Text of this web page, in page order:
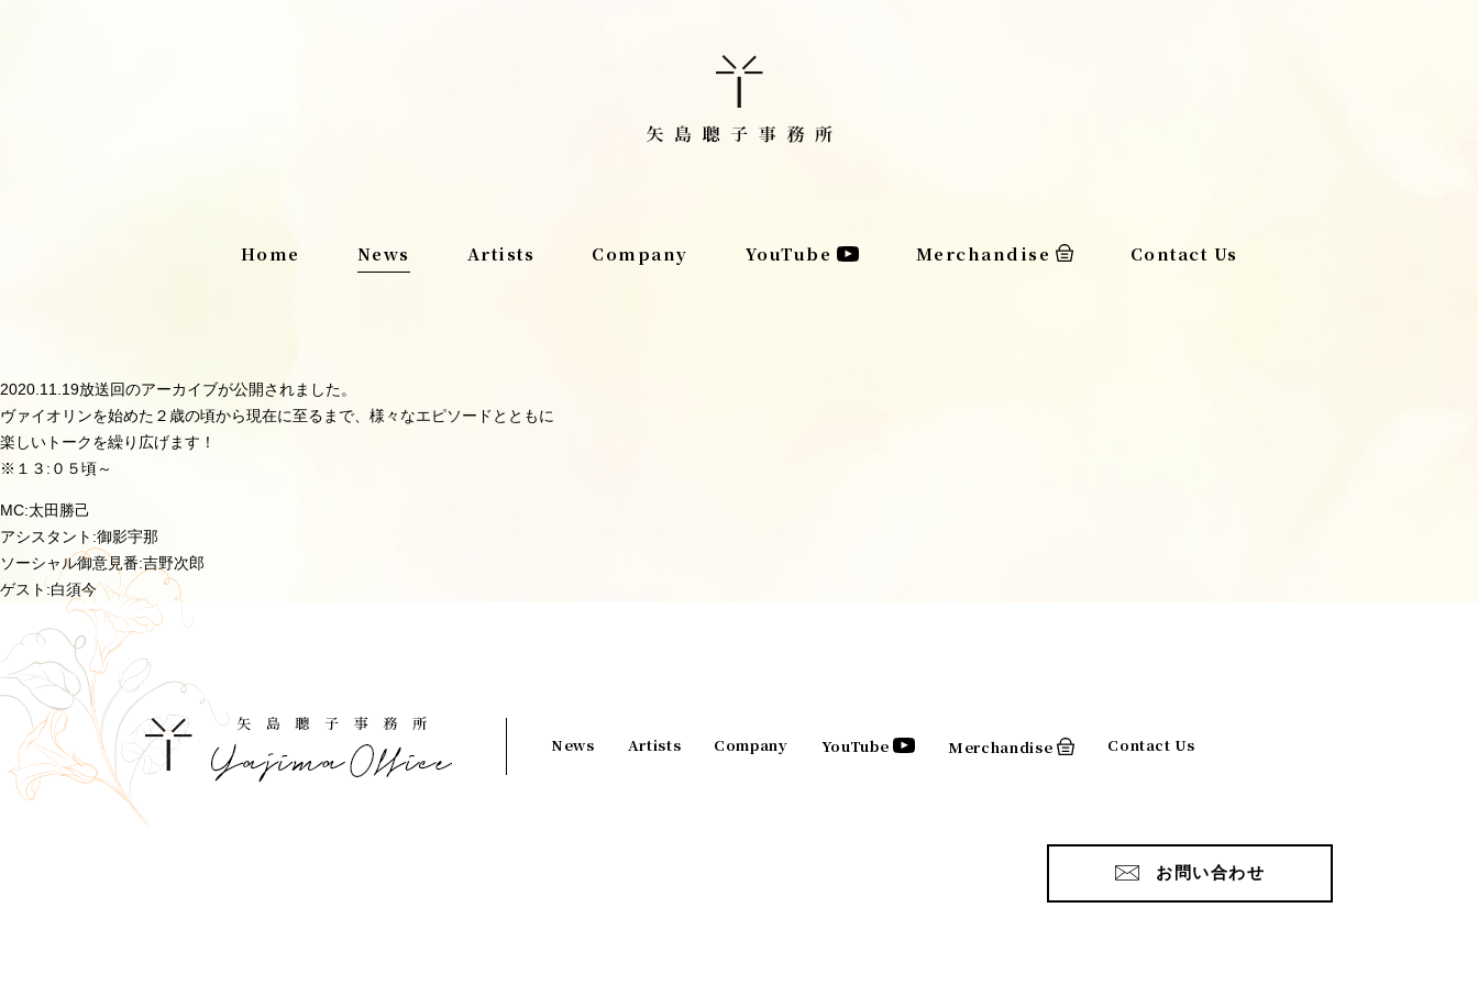
Home News Artists Company YouTube Merchandise Contact Us
2020.11.19放送回のアーカイブが公開されました。
ヴァイオリンを始めた２歳の頃から現在に至るまで、様々なエピソードとともに
楽しいトークを繰り広げます！
※１３:０５頃～
MC:太田勝己
アシスタント:御影宇那
ソーシャル御意見番:吉野次郎
ゲスト:白須今
News Artists Company YouTube Merchandise Contact Us
お問い合わせ